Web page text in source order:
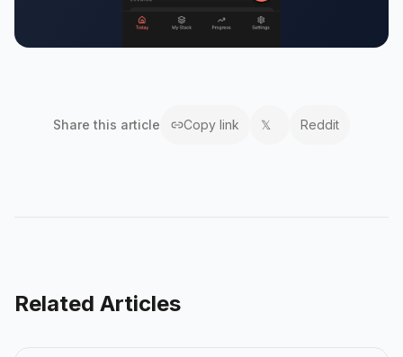
Share this article Copy link 𝕏 Reddit
Related Articles